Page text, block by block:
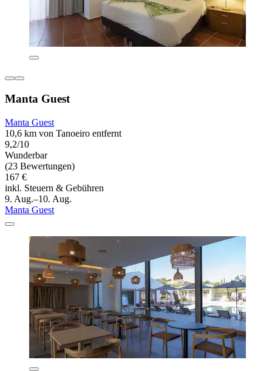
Manta Guest
Manta Guest
10,6 km von Tanoeiro entfernt
9,2/10
Wunderbar
(23 Bewertungen)
167 €
inkl. Steuern & Gebühren
9. Aug.–10. Aug.
Manta Guest